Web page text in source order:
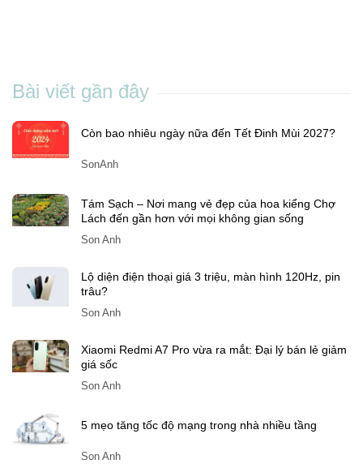
Bài viết gần đây
Còn bao nhiêu ngày nữa đến Tết Đinh Mùi 2027?
SonAnh
Tám Sạch – Nơi mang vẻ đẹp của hoa kiểng Chợ
Lách đến gần hơn với mọi không gian sống
Son Anh
Lộ diện điện thoại giá 3 triệu, màn hình 120Hz, pin
trâu?
Son Anh
Xiaomi Redmi A7 Pro vừa ra mắt: Đại lý bán lẻ giảm
giá sốc
Son Anh
5 mẹo tăng tốc độ mạng trong nhà nhiều tầng
Son Anh